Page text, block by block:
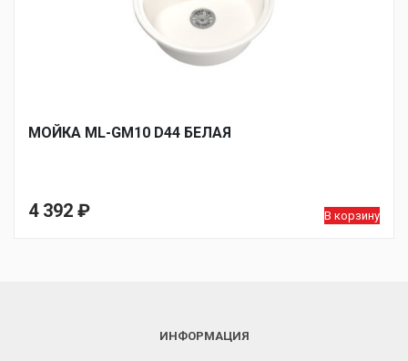
МОЙКA ML-GM10 D44 БЕЛАЯ
4 392 ₽ В корзину
ИНФОРМАЦИЯ